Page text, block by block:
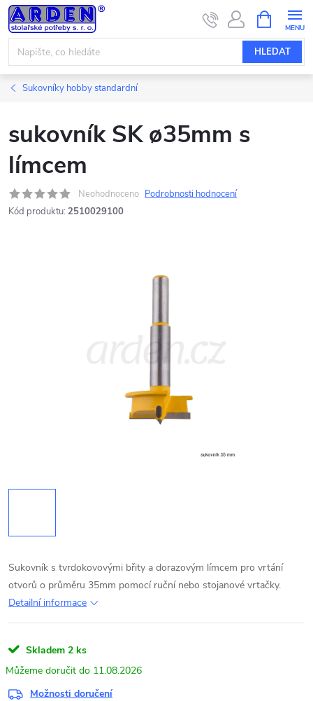
Přejít
na
obsah
HLEDAT
NÁKUPNÍ
KOŠÍK
Sukovníky hobby standardní
sukovník SK ø35mm s
límcem
Neohodnoceno Podrobnosti hodnocení
Kód produktu: 2510029100
Sukovník s tvrdokovovými břity a dorazovým límcem pro vrtání
otvorů o průměru 35mm pomocí ruční nebo stojanové vrtačky.
Detailní informace
Skladem 2 ks
11.08.2026
Možnosti doručení